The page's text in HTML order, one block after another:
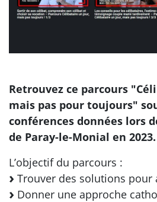
Retrouvez ce parcours
mais pas pour toujours"
conférences données lors
de Paray-le-Monial en 2023.
L’objectif du parcours :
Trouver des solutions pour
Donner une approche